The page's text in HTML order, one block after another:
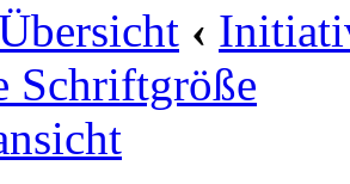
‹
Schriftgröße